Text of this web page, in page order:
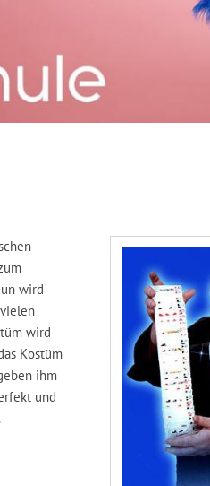
wird
wird
Kostüm
ihm
und